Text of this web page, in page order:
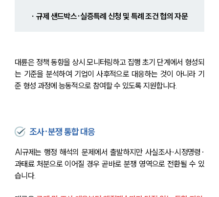
∙ 규제 샌드박스·실증특례 신청 및 특례 조건 협의 자문
대륜은 정책 동향을 상시 모니터링하고 집행 초기 단계에서 형성되
는 기준을 분석하여 기업이 사후적으로 대응하는 것이 아니라 기
준 형성 과정에 능동적으로 참여할 수 있도록 지원합니다.
조사·분쟁 통합 대응
AI규제는 행정 해석의 문제에서 출발하지만 사실조사·시정명령·
과태료 처분으로 이어질 경우 곧바로 분쟁 영역으로 전환될 수 있
습니다.